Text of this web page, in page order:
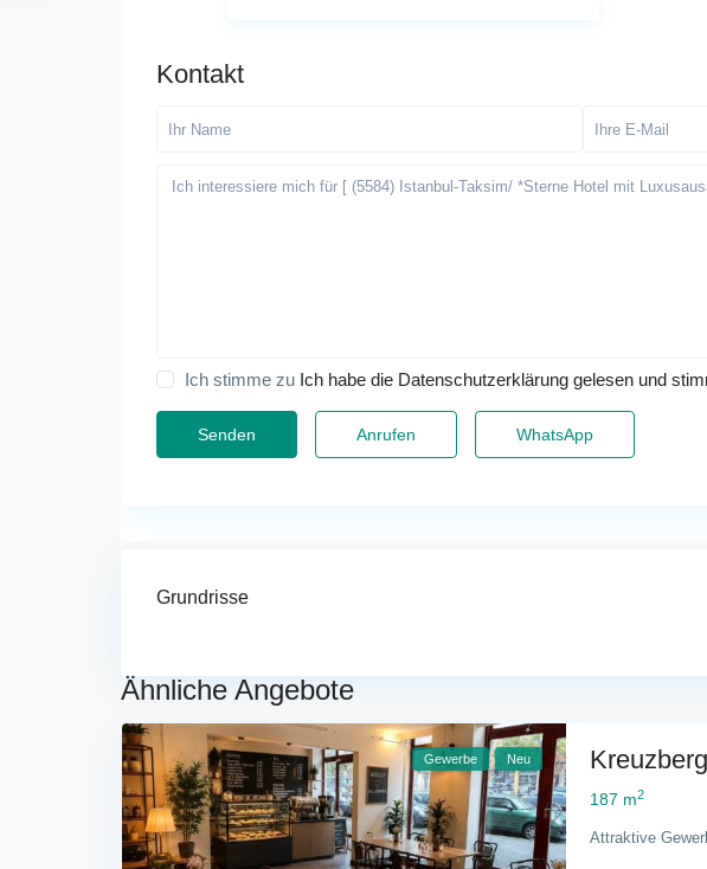
Kontakt
Ich stimme zu Ich habe die Datenschutzerklärung gelesen und
Anrufen WhatsApp
Grundrisse
Ähnliche Angebote
Gewerbe Neu
187 m2
Attraktive